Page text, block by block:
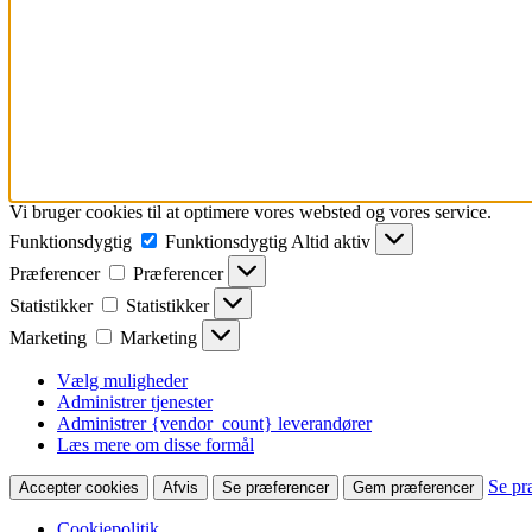
Vi bruger cookies til at optimere vores websted og vores service.
Funktionsdygtig
Funktionsdygtig Altid aktiv
Præferencer
Præferencer
Statistikker
Statistikker
Marketing
Marketing
Vælg muligheder
Administrer tjenester
Administrer {vendor_count} leverandører
Læs mere om disse formål
Accepter cookies Afvis Se præferencer Gem præferencer Se